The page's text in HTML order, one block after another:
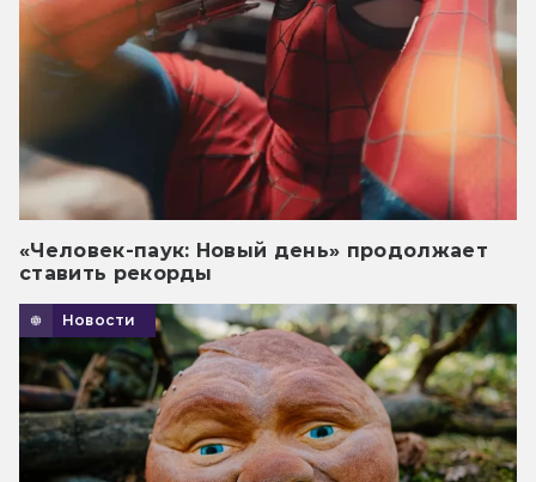
«Человек-паук: Новый день» продолжает
ставить рекорды
Новости